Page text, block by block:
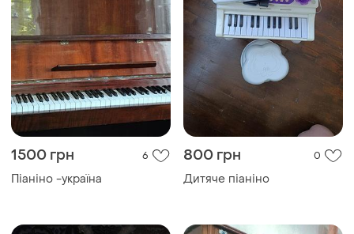
1500 грн 6
Піаніно -україна
800 грн 0
Дитяче піаніно